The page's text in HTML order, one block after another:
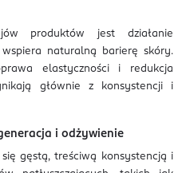
produktów jest działanie
naturalną barierę skóry.
elastyczności i redukcja
głównie z konsystencji i
i odżywienie
gęstą, treściwą konsystencją i